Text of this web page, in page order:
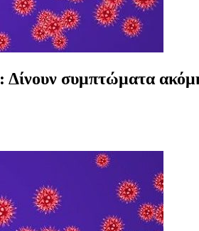
Δίνουν συμπτώματα